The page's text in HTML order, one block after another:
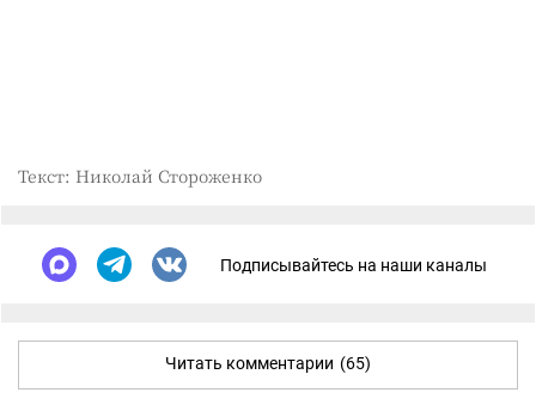
Текст: Николай Стороженко
Подписывайтесь на наши каналы
Читать комментарии (65)